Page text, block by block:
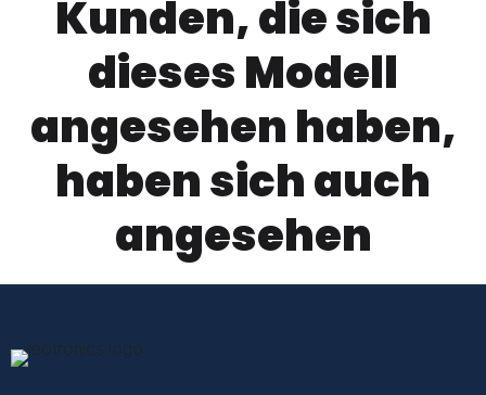
Kunden, die sich
dieses Modell
angesehen haben,
haben sich auch
angesehen
e
a
e
a
r
a
n